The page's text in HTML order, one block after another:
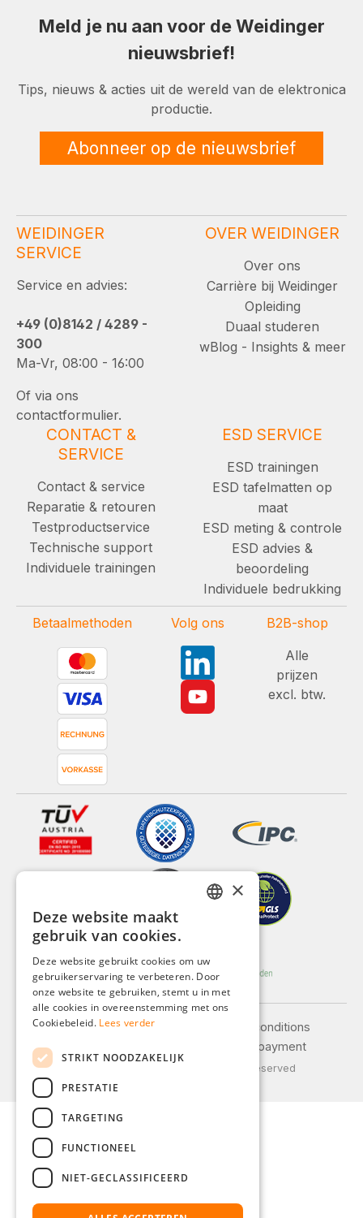
Meld je nu aan voor de Weidinger
nieuwsbrief!
Tips, nieuws & acties uit de wereld van de elektronica
productie.
Abonneer op de nieuwsbrief
WEIDINGER
SERVICE
Service en advies:
+49 (0)8142 / 4289 -
300
Ma-Vr, 08:00 - 16:00
Of via ons
contactformulier.
OVER WEIDINGER
Over ons
Carrière bij Weidinger
Opleiding
Duaal studeren
wBlog - Insights & meer
CONTACT &
SERVICE
Contact & service
Reparatie & retouren
Testproductservice
Technische support
Individuele trainingen
ESD SERVICE
ESD trainingen
ESD tafelmatten op
maat
ESD meting & controle
ESD advies &
beoordeling
Individuele bedrukking
Betaalmethoden Volg ons
B2B-shop
Alle
prijzen
excl. btw.
Legal notice
General terms and conditions
Shipping and payment
© 2026 Weidinger GmbH, All Rights Reserved
FRENCH
ITALIAN
×
Deze website maakt
gebruik van cookies.
Deze website gebruikt cookies om uw
gebruikerservaring te verbeteren. Door
onze website te gebruiken, stemt u in met
alle cookies in overeenstemming met ons
Cookiebeleid. Lees verder
STRIKT NOODZAKELIJK
PRESTATIE
TARGETING
FUNCTIONEEL
NIET-GECLASSIFICEERD